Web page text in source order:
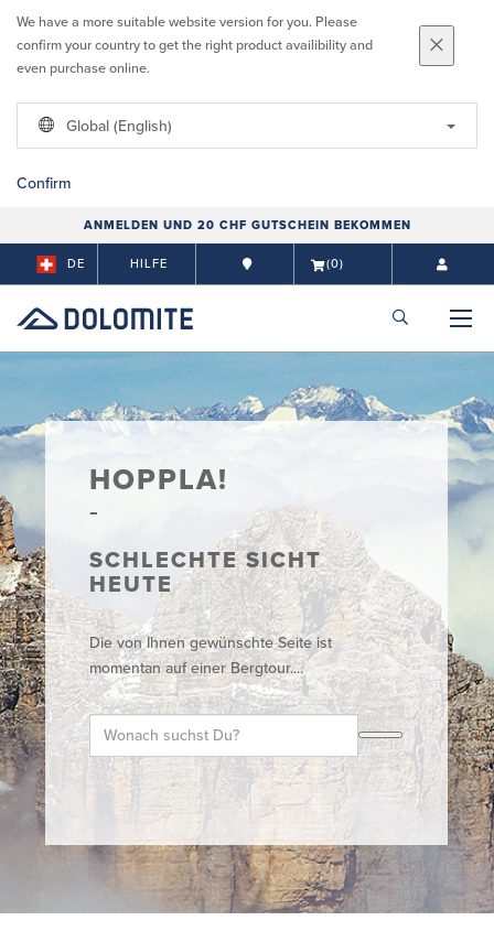
We have a more suitable website version for you. Please
confirm your country to get the right product availibility and
even purchase online.
Global (English)
Confirm
ANMELDEN UND 20 CHF GUTSCHEIN BEKOMMEN
DE HILFE (0)
HOPPLA!
SCHLECHTE SICHT
HEUTE
Die von Ihnen gewünschte Seite ist
momentan auf einer Bergtour....